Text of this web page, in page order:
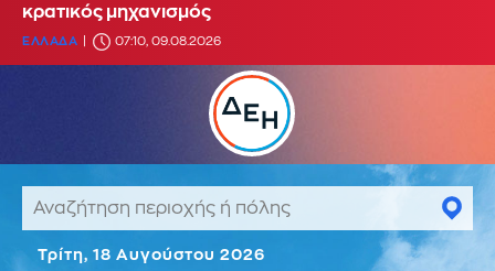
κρατικός μηχανισμός
ΕΛΛΑΔΑ 07:10, 09.08.2026
Τρίτη, 18 Αυγούστου 2026